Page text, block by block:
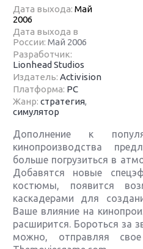
Дата выхода:Май
2006
Дата выхода в
России:Май 2006
Разработчик:
Lionhead Studios
Издатель:Activision
Платформа: PC
Жанр:стратегия,
симулятор
Дополнение к
кинопроизводства
больше погрузиться в
Добавятся новые
костюмы, появится
каскадерами для
Ваше влияние на
расширится. Бороться за
можно, отправляя